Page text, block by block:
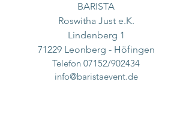
BARISTA
Roswitha Just e.K.
Lindenberg 1
71229 Leonberg - Höfingen
Telefon 07152/902434
info@baristaevent.de